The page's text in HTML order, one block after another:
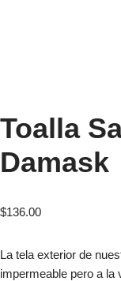
Toalla
Damask
$136.00
La tela exterior de
impermeable pero a la